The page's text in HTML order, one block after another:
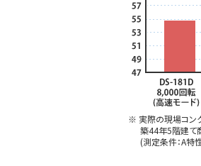
※ 実際の現場コン
築44年5階建て
(測定条件：A